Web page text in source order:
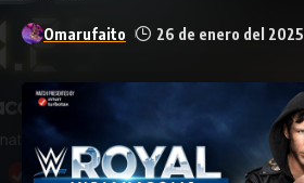
Omarufaito 26 de enero del 2025